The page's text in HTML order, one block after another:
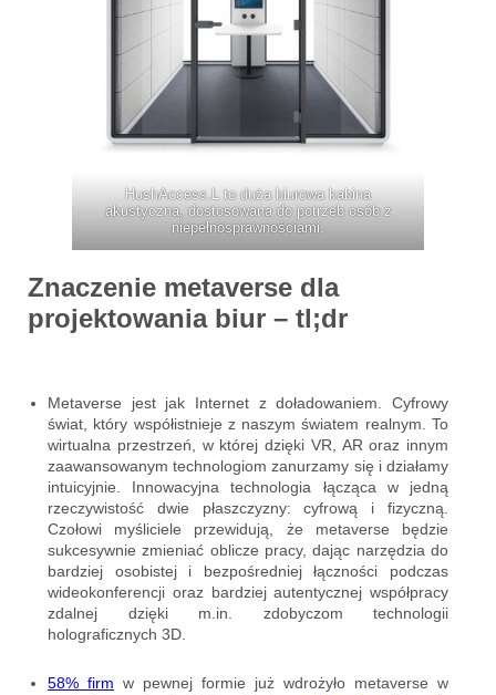
HushAccess.L to duża biurowa kabina
akustyczna, dostosowana do potrzeb osób z
niepełnosprawnościami.
Znaczenie metaverse dla
projektowania biur – tl;dr
Metaverse jest jak Internet z doładowaniem. Cyfrowy
świat, który współistnieje z naszym światem realnym. To
wirtualna przestrzeń, w której dzięki VR, AR oraz innym
zaawansowanym technologiom zanurzamy się i działamy
intuicyjnie. Innowacyjna technologia łącząca w jedną
rzeczywistość dwie płaszczyzny: cyfrową i fizyczną.
Czołowi myśliciele przewidują, że metaverse będzie
sukcesywnie zmieniać oblicze pracy, dając narzędzia do
bardziej osobistej i bezpośredniej łączności podczas
wideokonferencji oraz bardziej autentycznej współpracy
zdalnej dzięki m.in. zdobyczom technologii
holograficznych 3D.
58% firm w pewnej formie już wdrożyło metaverse w